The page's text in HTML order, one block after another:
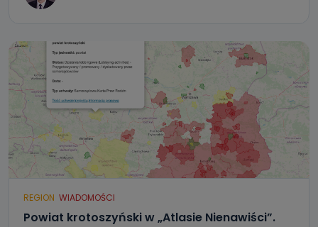
REGION WIADOMOŚCI
Powiat krotoszyński w „Atlasie Nienawiści”.